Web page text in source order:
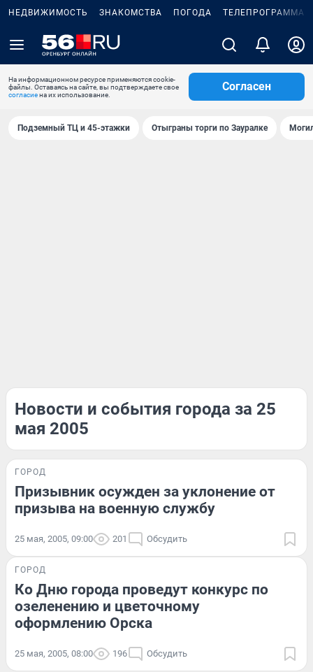
НЕДВИЖИМОСТЬ ЗНАКОМСТВА ПОГОДА ТЕЛЕПРОГРАММА
На информационном ресурсе применяются cookie-
файлы. Оставаясь на сайте, вы подтверждаете свое
согласиена их использование.
Согласен
Подземный ТЦ и 45-этажки Отыграны торги по Зауралке
Новости и события города за 25
мая 2005
ГОРОД
Призывник осужден за уклонение от
призыва на военную службу
25 мая, 2005, 09:00 201 Обсудить
ГОРОД
Ко Дню города проведут конкурс по
озеленению и цветочному
оформлению Орска
25 мая, 2005, 08:00 196 Обсудить